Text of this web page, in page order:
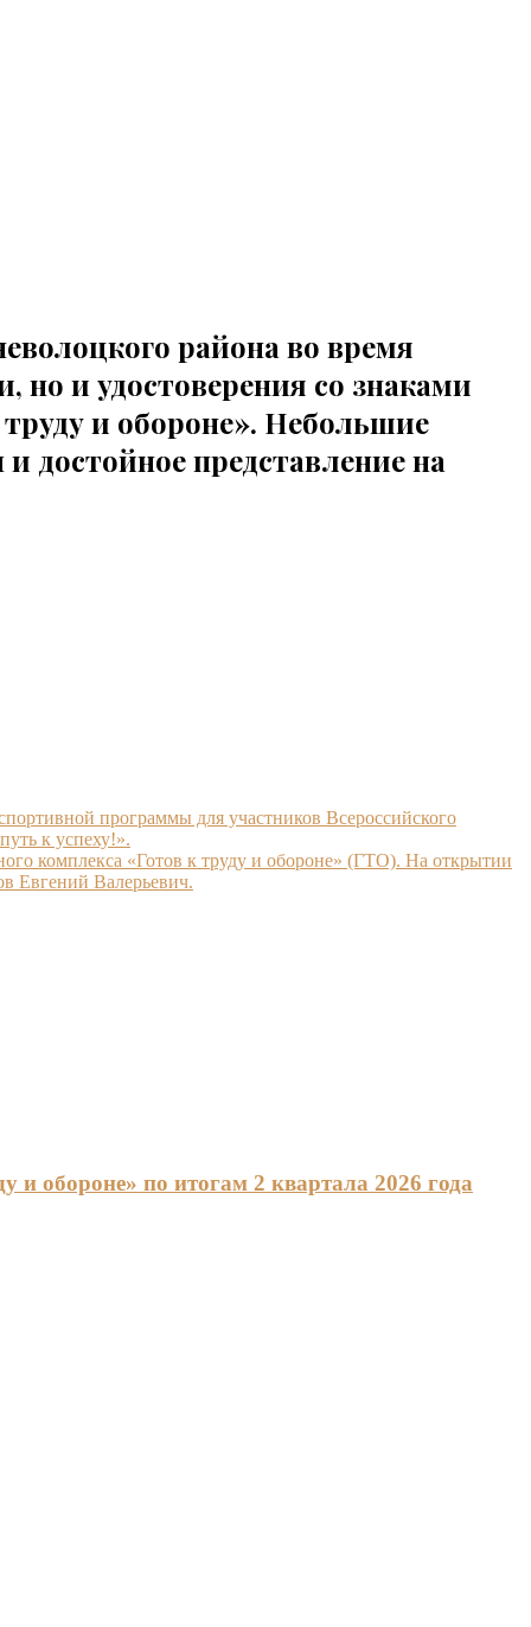
района во время
но и удостоверения со знаками
и обороне». Небольшие
достойное представление на
программы для участников Всероссийского
к успеху!».
комплекса «Готов к труду и обороне» (ГТО). На открытии
Евгений Валерьевич.
обороне» по итогам 2 квартала 2026 года